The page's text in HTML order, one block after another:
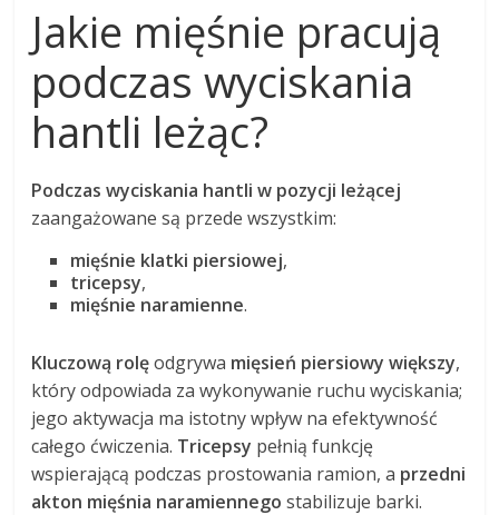
Jakie mięśnie pracują
podczas wyciskania
hantli leżąc?
Podczas wyciskania hantli w pozycji leżącej
zaangażowane są przede wszystkim:
mięśnie klatki piersiowej,
tricepsy,
mięśnie naramienne.
Kluczową rolęodgrywa mięsień piersiowy większy,
który odpowiada za wykonywanie ruchu wyciskania;
jego aktywacja ma istotny wpływ na efektywność
całego ćwiczenia. Tricepsy pełnią funkcję
wspierającą podczas prostowania ramion, a przedni
akton mięśnia naramiennego stabilizuje barki.